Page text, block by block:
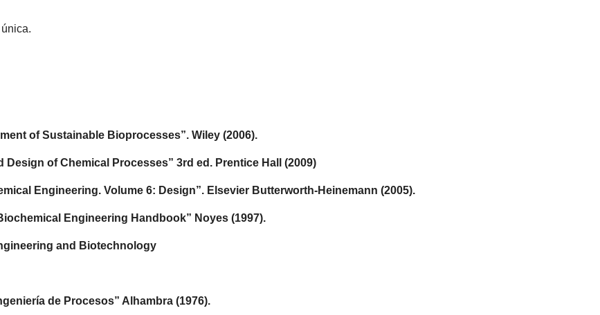
Sustainable Bioprocesses”. Wiley (2006).
of Chemical Processes” 3rd ed. Prentice Hall (2009)
Engineering. Volume 6: Design”. Elsevier Butterworth-Heinemann (2005).
Engineering Handbook” Noyes (1997).
and Biotechnology
de Procesos” Alhambra (1976).